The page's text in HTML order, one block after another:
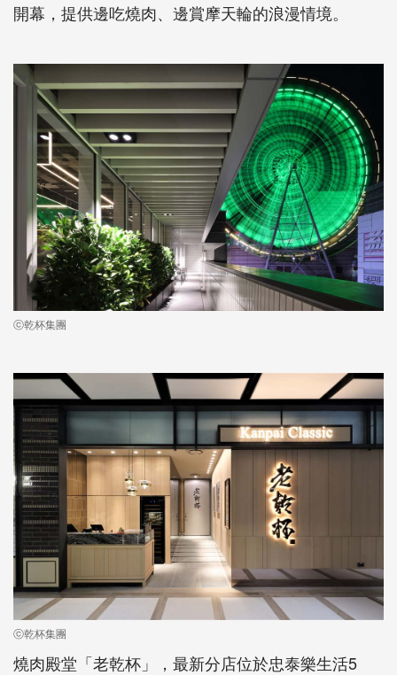
開幕，提供邊吃燒肉、邊賞摩天輪的浪漫情境。
ⓒ乾杯集團
ⓒ乾杯集團
燒肉殿堂「老乾杯」，最新分店位於忠泰樂生活5